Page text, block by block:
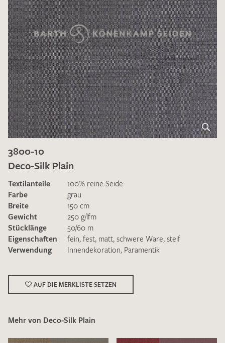
Ich bin damit einverstanden, dass meine angegebenen Daten
DieDatenschutzbestimmungen
3800-10
Deco-Silk Plain
Textilanteile
100% reine Seide
Farbe
grau
Breite
150 cm
Gewicht
250 g/lfm
Stücklänge
50/60 m
Eigenschaften
fein, fest, matt, schwere Ware, steif
Verwendung
Innendekoration, Paramentik
AUF DIE MERKLISTE SETZEN
Mehr von Deco-Silk Plain